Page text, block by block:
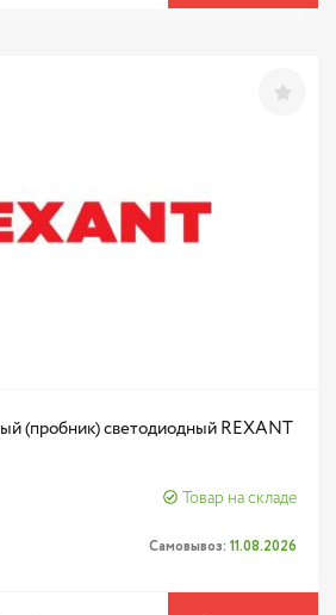
(пробник) светодиодный REXANT
Товар на складе
Самовывоз: 11.08.2026